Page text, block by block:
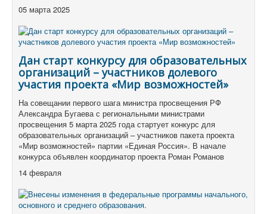
05 марта 2025
Дан старт конкурсу для образовательных
организаций – участников долевого
участия проекта «Мир возможностей»
На совещании первого шага министра просвещения РФ
Александра Бугаева с региональными министрами
просвещения 5 марта 2025 года стартует конкурс для
образовательных организаций – участников пакета проекта
«Мир возможностей» партии «Единая Россия». В начале
конкурса объявлен координатор проекта Роман Романов
14 февраля